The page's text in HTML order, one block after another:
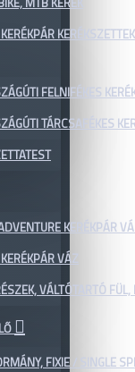
KERÉKSZETTEK
FELNIFÉKES
TÁRCSAFÉKES
KERÉKPÁR
VÁZ
VÁLTÓTARTÓ FÜL,
FIXIE / SINGLE